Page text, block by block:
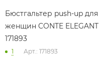
Бюстгальтер push-up для
женщин CONTE ELEGANT
171893
1 Арт.: 171893